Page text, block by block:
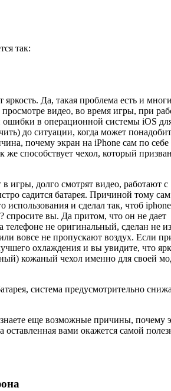
так:
Да, такая проблема есть и
видео, во время игры, при
в операционной системы iOS
до ситуации, когда может
почему экран на iPhone сам по себе
способствует чехол, который призван
игры, долго смотрят видео, работают с
садится батарея. Причиной тому сам
использования и сделал так, чтоб
спросите вы. Да притом, что он не дает
телефоне не оригинальный, сделан не из
вовсе не пропускают воздух. Если
охлаждения и вы увидите, что
кожаный чехол именно для своей
система предусмотрительно
еще возможные причины, почему
вами окажется самой